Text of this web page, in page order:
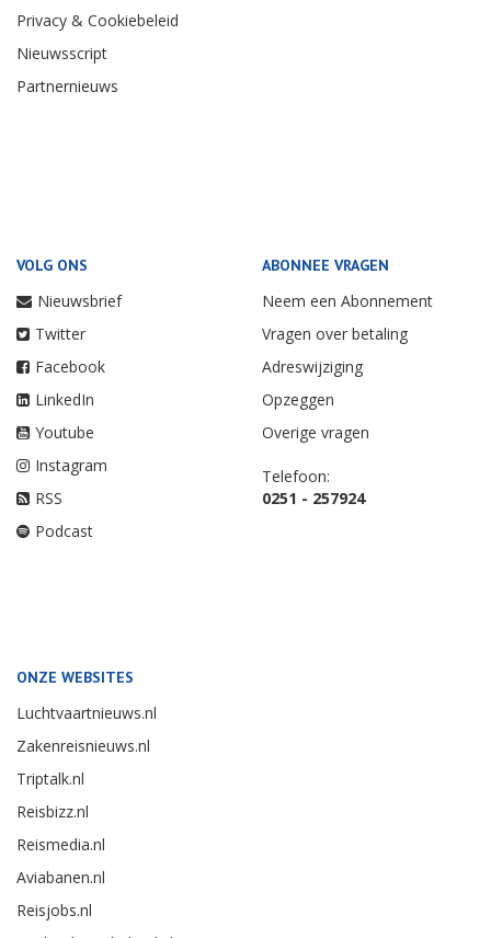
Privacy & Cookiebeleid
Nieuwsscript
Partnernieuws
VOLG ONS
Nieuwsbrief
Twitter
Facebook
LinkedIn
Youtube
Instagram
RSS
Podcast
ABONNEE VRAGEN
Neem een Abonnement
Vragen over betaling
Adreswijziging
Opzeggen
Overige vragen
Telefoon:
0251 - 257924
ONZE WEBSITES
Luchtvaartnieuws.nl
Zakenreisnieuws.nl
Triptalk.nl
Reisbizz.nl
Reismedia.nl
Aviabanen.nl
Reisjobs.nl